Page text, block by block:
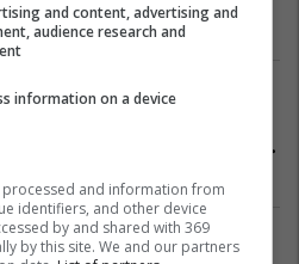
13/10/2020
Lugina e Preshevës duhet
përmbyllëse Kosovë-
2
and content, advertising and
audience research and
information on a device
and information from
identifiers, and other device
by and shared with 369
by this site. We and our partners